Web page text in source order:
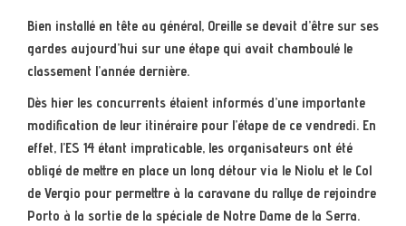
Bien installé en tête au général, Oreille se devait d’être sur ses
gardes aujourd’hui sur une étape qui avait chamboulé le
classement l’année dernière.
Dès hier les concurrents étaient informés d’une importante
modification de leur itinéraire pour l’étape de ce vendredi. En
effet, l’ES 14 étant impraticable, les organisateurs ont été
obligé de mettre en place un long détour via le Niolu et le Col
de Vergio pour permettre à la caravane du rallye de rejoindre
Porto à la sortie de la spéciale de Notre Dame de la Serra.